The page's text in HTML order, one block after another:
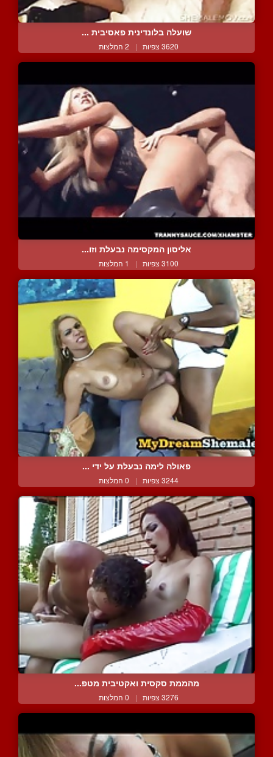
שועלה בלונדינית פאסיבית ...
3620 צפיות | 2 המלצות
אליסון המקסימה נבעלת וזו...
3100 צפיות | 1 המלצות
פאולה לימה נבעלת על ידי ...
3244 צפיות | 0 המלצות
מהממת סקסית ואקטיבית מטפ...
3276 צפיות | 0 המלצות